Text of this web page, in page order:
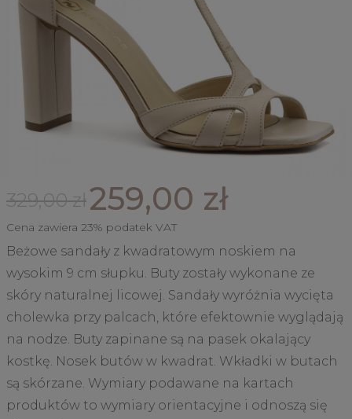
329,00 zł259,00 zł
Cena zawiera 23% podatek VAT
Beżowe sandały z kwadratowym noskiem na
wysokim 9 cm słupku. Buty zostały wykonane ze
skóry naturalnej licowej. Sandały wyróżnia wycięta
cholewka przy palcach, które efektownie wyglądają
na nodze. Buty zapinane są na pasek okalający
kostkę. Nosek butów w kwadrat. Wkładki w butach
są skórzane. Wymiary podawane na kartach
produktów to wymiary orientacyjne i odnoszą się